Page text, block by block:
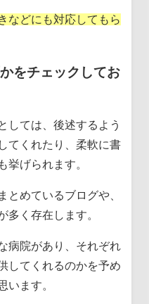
などにも対応してもら
をチェックしてお
しては、後述するよう
てくれたり、柔軟に書
挙げられます。
とめているブログや、
多く存在します。
病院があり、それぞれ
してくれるのかを予め
います。